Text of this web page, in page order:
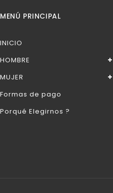
MENÚ PRINCIPAL
INICIO
HOMBRE
MUJER
Formas de pago
Porqué Elegirnos ?